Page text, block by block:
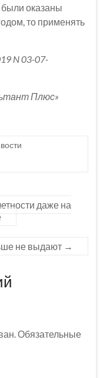
были оказаны
то применять
N 03-07-
Плюс»
даже на
не выдают →
Обязательные